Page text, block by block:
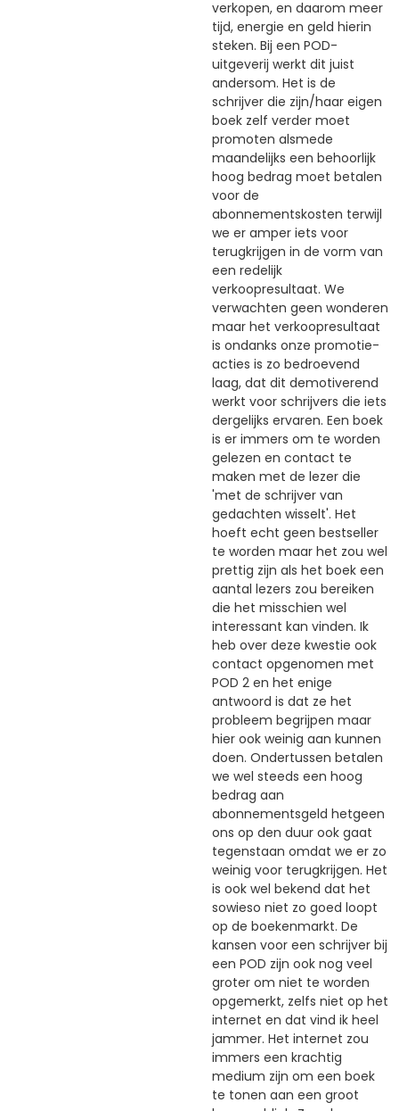
verkopen, en daarom meer
tijd, energie en geld hierin
steken. Bij een POD-
uitgeverij werkt dit juist
andersom. Het is de
schrijver die zijn/haar eigen
boek zelf verder moet
promoten alsmede
maandelijks een behoorlijk
hoog bedrag moet betalen
voor de
abonnementskosten terwijl
we er amper iets voor
terugkrijgen in de vorm van
een redelijk
verkoopresultaat. We
verwachten geen wonderen
maar het verkoopresultaat
is ondanks onze promotie-
acties is zo bedroevend
laag, dat dit demotiverend
werkt voor schrijvers die iets
dergelijks ervaren. Een boek
is er immers om te worden
gelezen en contact te
maken met de lezer die
'met de schrijver van
gedachten wisselt'. Het
hoeft echt geen bestseller
te worden maar het zou wel
prettig zijn als het boek een
aantal lezers zou bereiken
die het misschien wel
interessant kan vinden. Ik
heb over deze kwestie ook
contact opgenomen met
POD 2 en het enige
antwoord is dat ze het
probleem begrijpen maar
hier ook weinig aan kunnen
doen. Ondertussen betalen
we wel steeds een hoog
bedrag aan
abonnementsgeld hetgeen
ons op den duur ook gaat
tegenstaan omdat we er zo
weinig voor terugkrijgen. Het
is ook wel bekend dat het
sowieso niet zo goed loopt
op de boekenmarkt. De
kansen voor een schrijver bij
een POD zijn ook nog veel
groter om niet te worden
opgemerkt, zelfs niet op het
internet en dat vind ik heel
jammer. Het internet zou
immers een krachtig
medium zijn om een boek
te tonen aan een groot